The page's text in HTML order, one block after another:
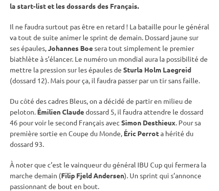
la start-list et les dossards des Français.
Il ne faudra surtout pas être en retard ! La bataille pour le général
va tout de suite animer le sprint de demain. Dossard jaune sur
ses épaules,Johannes Boesera tout simplement le premier
biathlète à s’élancer. Le numéro un mondial aura la possibilité de
mettre la pression sur les épaules de Sturla Holm Laegreid
(dossard 12). Mais pour ça, il faudra passer par un tir sans faille.
Du côté des cadres Bleus, on a décidé de partir en milieu de
peloton. Émilien Claudedossard 5, il faudra attendre le dossard
46 pour voir le second Français avec Simon Desthieux. Pour sa
première sortie en Coupe du Monde, Éric Perrota hérité du
dossard 93.
À noter que c’est le vainqueur du général IBU Cupqui fermera la
marche demain (Filip Fjeld Andersen). Un sprint qui s’annonce
passionnant de bout en bout.